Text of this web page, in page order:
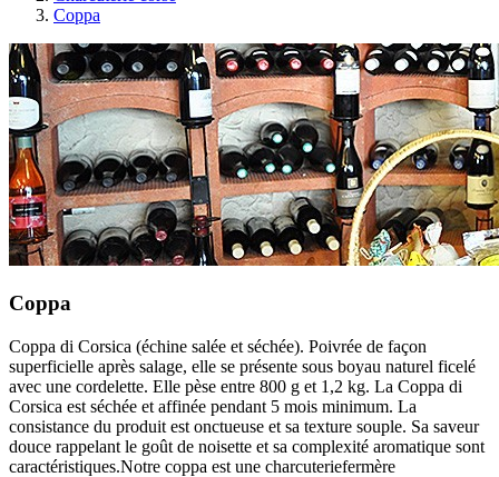
Coppa
Coppa
Coppa di Corsica (échine salée et séchée). Poivrée de façon
superficielle après salage, elle se présente sous boyau naturel ficelé
avec une cordelette. Elle pèse entre 800 g et 1,2 kg. La Coppa di
Corsica est séchée et affinée pendant 5 mois minimum. La
consistance du produit est onctueuse et sa texture souple. Sa saveur
douce rappelant le goût de noisette et sa complexité aromatique sont
caractéristiques.Notre coppa est une charcuteriefermère